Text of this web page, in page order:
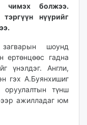
чимэх болжээ.
нүүрийг
шоунд
ертөнцөөс гадна
үнэлдэг. Англи,
гэх А.Буянхишиг
түнш
ажилладаг юм